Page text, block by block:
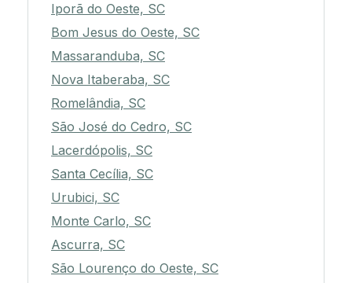
Iporã do Oeste, SC
Bom Jesus do Oeste, SC
Massaranduba, SC
Nova Itaberaba, SC
Romelândia, SC
São José do Cedro, SC
Lacerdópolis, SC
Santa Cecília, SC
Urubici, SC
Monte Carlo, SC
Ascurra, SC
São Lourenço do Oeste, SC